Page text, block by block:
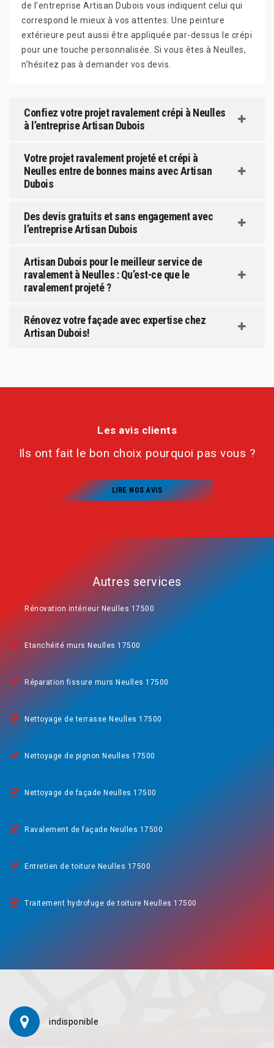
de l’entreprise Artisan Dubois vous indiquent celui qui
correspond le mieux à vos attentes. Une peinture
extérieure peut aussi être appliquée par-dessus le crépi
pour une touche personnalisée. Si vous êtes à Neulles,
n’hésitez pas à demander vos devis.
Confiez votre projet ravalement crépi à Neulles
à l’entreprise Artisan Dubois
Votre projet ravalement projeté et crépi à
Neulles entre de bonnes mains avec Artisan
Dubois
Des devis gratuits et sans engagement avec
l’entreprise Artisan Dubois
Artisan Dubois pour le meilleur service de
ravalement à Neulles : Qu’est-ce que le
ravalement projeté ?
Rénovez votre façade avec expertise chez
Artisan Dubois!
Les avis clients
Ils ont fait le bon choix pourquoi pas vous ?
LIRE NOS AVIS
Autres services
Rénovation intérieur Neulles 17500
Etanchéité murs Neulles 17500
Réparation fissure murs Neulles 17500
Nettoyage de terrasse Neulles 17500
Nettoyage de pignon Neulles 17500
Nettoyage de façade Neulles 17500
Ravalement de façade Neulles 17500
Entretien de toiture Neulles 17500
Traitement hydrofuge de toiture Neulles 17500
indisponible